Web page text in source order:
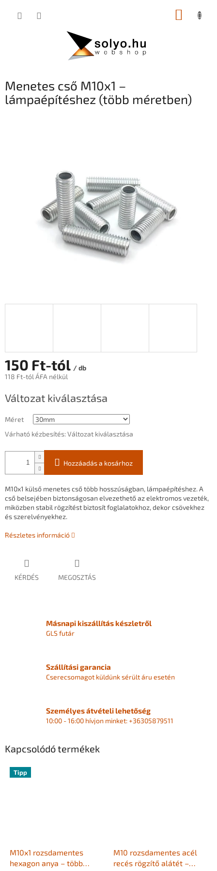
KOSÁR
Menetes cső M10x1 –
lámpaépítéshez (több méretben)
150 Ft-tól / db
118 Ft-tól ÁFA nélkül
Változat kiválasztása
Méret
Várható kézbesítés:Változat kiválasztása
Hozzáadás a kosárhoz
M10x1 külső menetescsőtöbb hosszúságban, lámpaépítéshez. A
cső belsejében biztonságosan elvezethetőazelektromosvezeték,
miközben stabil rögzítést biztosítfoglalatokhoz, dekorcsövekhez
ésszerelvényekhez.
Részletes információ
KÉRDÉS MEGOSZTÁS
Másnapi kiszállítás készletről
GLS futár
Szállítási garancia
Cserecsomagot küldünk sérült áru esetén
Személyes átvételi lehetőség
10:00 - 16:00 hívjon minket: +36305879511
Kapcsolódó termékek
Tipp
M10x1 rozsdamentes
hexagon anya – több
M10 rozsdamentes acél
recés rögzítő alátét –